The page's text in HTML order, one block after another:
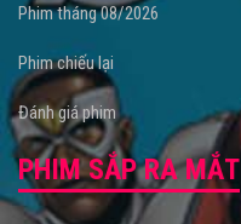
Phim tháng 08/2026
Phim chiếu lại
Đánh giá phim
PHIM SẮP RA MẮT